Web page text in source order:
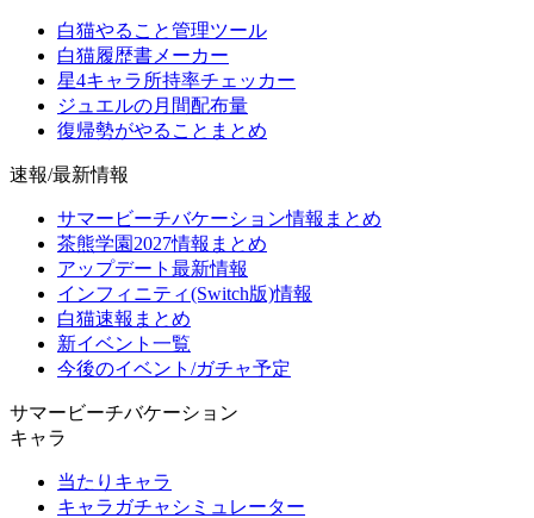
白猫やること管理ツール
白猫履歴書メーカー
星4キャラ所持率チェッカー
ジュエルの月間配布量
復帰勢がやることまとめ
速報/最新情報
サマービーチバケーション情報まとめ
茶熊学園2027情報まとめ
アップデート最新情報
インフィニティ(Switch版)情報
白猫速報まとめ
新イベント一覧
今後のイベント/ガチャ予定
サマービーチバケーション
キャラ
当たりキャラ
キャラガチャシミュレーター